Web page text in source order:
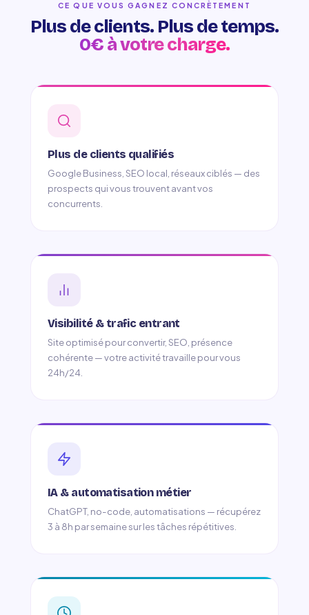
CE QUE VOUS GAGNEZ CONCRÈTEMENT
Plus de clients. Plus de temps.
0€ à votre charge.
Plus de clients qualifiés
Google Business, SEO local, réseaux ciblés — des
prospects qui vous trouvent avant vos
concurrents.
Visibilité & trafic entrant
Site optimisé pour convertir, SEO, présence
cohérente — votre activité travaille pour vous
24h/24.
IA & automatisation métier
ChatGPT, no-code, automatisations — récupérez
3 à 8h par semaine sur les tâches répétitives.